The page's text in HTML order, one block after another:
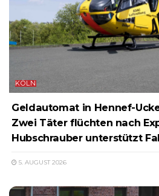
KÖLN
Geldautomat in Hennef-
Zwei Täter flüchten nach
Hubschrauber unterstützt
5. AUGUST 2026